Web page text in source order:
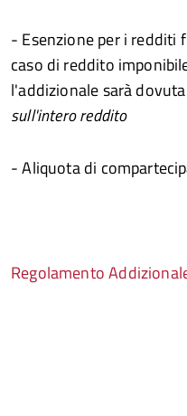
- Esenzione per i redditi
caso di reddito
l'addizionale sarà
sull'intero reddito
- Aliquota di
Regolamento